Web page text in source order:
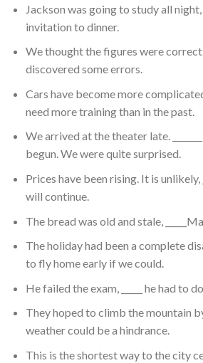
Jackson was going to study all night,
invitation to dinner.
We thought the figures were correct.
discovered some errors.
Cars have become more
need more training than in the past.
We arrived at the theater late.
begun. We were quite surprised.
Prices have been rising. It is unlikely,
will continue.
The bread was old and stale,
The holiday had been a complete
to fly home early if we could.
He failed the exam, _____ he had to
They hoped to climb the mountain by
weather could be a hindrance.
This is the shortest way to the city